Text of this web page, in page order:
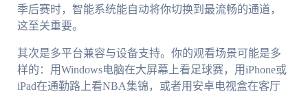
季后赛时，智能系统能自动将你切换到最流畅的通道，
这至关重要。
其次是多平台兼容与设备支持。你的观看场景可能是多
样的：用Windows电脑在大屏幕上看足球赛，用iPhone或
iPad在通勤路上看NBA集锦，或者用安卓电视盒在客厅